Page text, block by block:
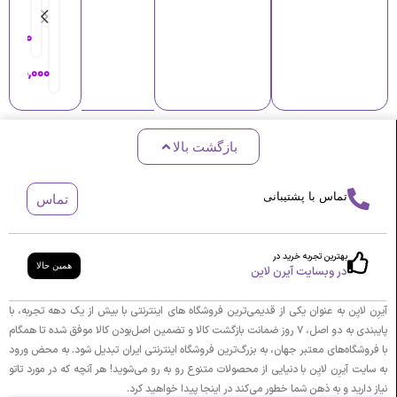
ب
ر
و
س
P
G
2
Z
۶,۰۰۰,۰۰۰
ر
د
ت
ا
ت
و
پ
ر
و
ت
ا
د
ک
ی
ک
ت
ا
بازگشت بالا
تماس با پشتیبانی تماس
بهترین تجربه خرید در
در وبسایت آیرن لاین همین حالا
آیرِن لایِن به عنوان یکی از قدیمی‌ترین فروشگاه های اینترنتی با بیش از یک دهه تجربه، با
پایبندی به دو اصل، ۷ روز ضمانت بازگشت کالا و تضمین اصل‌بودن کالا موفق شده تا همگام
با فروشگاه‌های معتبر جهان، به بزرگ‌ترین فروشگاه اینترنتی ایران تبدیل شود. به محض ورود
به سایت آیرِن لایِن با دنیایی از محصولات متنوع رو به رو می‌شوید! هر آنچه که در مورد تاتو
نیاز دارید و به ذهن شما خطور می‌کند در اینجا پیدا خواهید کرد.